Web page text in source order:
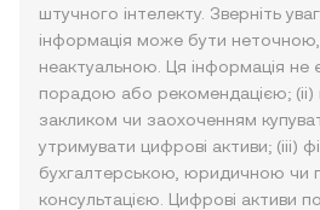
штучного інтелекту. Зверніть
інформація може бути
неактуальною. Ця інформація не
порадою або рекомендацією; (ii)
закликом чи заохоченням
утримувати цифрові активи; (iii)
бухгалтерською, юридичною чи
консультацією. Цифрові активи